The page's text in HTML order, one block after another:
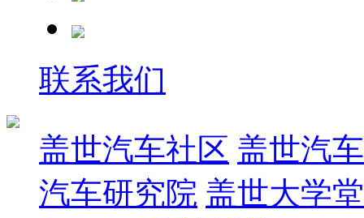
联系我们
盖世汽车社区 盖世汽
汽车研究院 盖世大学堂